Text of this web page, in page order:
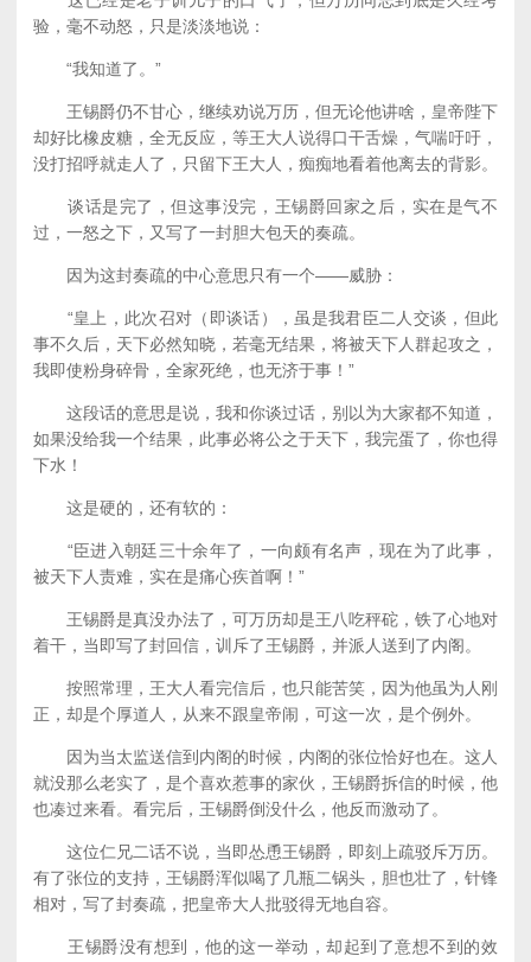
验，毫不动怒，只是淡淡地说：
“我知道了。”
王锡爵仍不甘心，继续劝说万历，但无论他讲啥，皇帝陛下
却好比橡皮糖，全无反应，等王大人说得口干舌燥，气喘吁吁，
没打招呼就走人了，只留下王大人，痴痴地看着他离去的背影。
谈话是完了，但这事没完，王锡爵回家之后，实在是气不
过，一怒之下，又写了一封胆大包天的奏疏。
因为这封奏疏的中心意思只有一个——威胁：
“皇上，此次召对（即谈话），虽是我君臣二人交谈，但此
事不久后，天下必然知晓，若毫无结果，将被天下人群起攻之，
我即使粉身碎骨，全家死绝，也无济于事！”
这段话的意思是说，我和你谈过话，别以为大家都不知道，
如果没给我一个结果，此事必将公之于天下，我完蛋了，你也得
下水！
这是硬的，还有软的：
“臣进入朝廷三十余年了，一向颇有名声，现在为了此事，
被天下人责难，实在是痛心疾首啊！”
王锡爵是真没办法了，可万历却是王八吃秤砣，铁了心地对
着干，当即写了封回信，训斥了王锡爵，并派人送到了内阁。
按照常理，王大人看完信后，也只能苦笑，因为他虽为人刚
正，却是个厚道人，从来不跟皇帝闹，可这一次，是个例外。
因为当太监送信到内阁的时候，内阁的张位恰好也在。这人
就没那么老实了，是个喜欢惹事的家伙，王锡爵拆信的时候，他
也凑过来看。看完后，王锡爵倒没什么，他反而激动了。
这位仁兄二话不说，当即怂恿王锡爵，即刻上疏驳斥万历。
有了张位的支持，王锡爵浑似喝了几瓶二锅头，胆也壮了，针锋
相对，写了封奏疏，把皇帝大人批驳得无地自容。
王锡爵没有想到，他的这一举动，却起到了意想不到的效